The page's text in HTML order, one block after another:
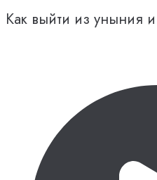
Как выйти из уныния